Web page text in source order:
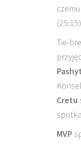
Tie-
Cretu
MVP